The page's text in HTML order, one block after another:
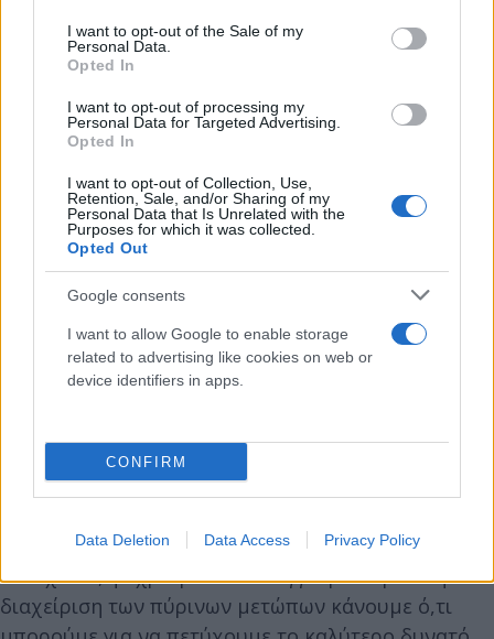
consent section.
I want to opt-out of the Sale of my
Personal Data.
Opted In
I want to opt-out of processing my
Personal Data for Targeted Advertising.
Opted In
I want to opt-out of Collection, Use,
Retention, Sale, and/or Sharing of my
Personal Data that Is Unrelated with the
Purposes for which it was collected.
Opted Out
Google consents
I want to allow Google to enable storage
related to advertising like cookies on web or
device identifiers in apps.
CONFIRM
Data Deletion Data Access Privacy Policy
Όπως αναφέρει ο κ. Πέτσας, επιπλέον, φέτος, για
πρώτη φορά, διατίθενται πόροι ύψους περίπου 72
εκατ. ευρώ, από το υπουργείο Περιβάλλοντος και
Ενέργειας μέσω του Ταμείου Ανάκαμψης (50 εκατ.
ευρώ) και του Τακτικού Προϋπολογισμού (22 εκατ.
ευρώ) για προληπτικούς καθαρισμούς δασών
έκτασης 78.000 στρεμμάτων, για διάνοιξη και
συντήρηση δασικών δρόμων συνολικού μήκους
12.000 χιλιομέτρων, καθώς και διάνοιξη
αντιπυρικών ζωνών συνολικού μήκους 2.000
«Επομένως, διαθέτουμε φέτος συνολικούς πόρους
μια τεράστια επένδυση για την αντιπυρική περίοδο.
Με σχέδιο, ψυχραιμία και επαγγελματισμό στη
διαχείριση των πύρινων μετώπων κάνουμε ό,τι